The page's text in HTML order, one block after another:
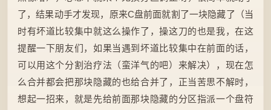
了，结果动手才发现，原来C盘前面就割了一块隐藏了（当
时有坏道比较集中就这么操作了，操这刀的也是我，在这
提醒一下朋友们，如果当遇到坏道比较集中在前面的话，
可以用这个分割治疗法（蛮洋气的吧）来解决），现在怎
么合并都会把那块隐藏的也给合并了，正当苦思不解时，
想起一招来，就是先给前面那块隐藏的分区指派一个盘符